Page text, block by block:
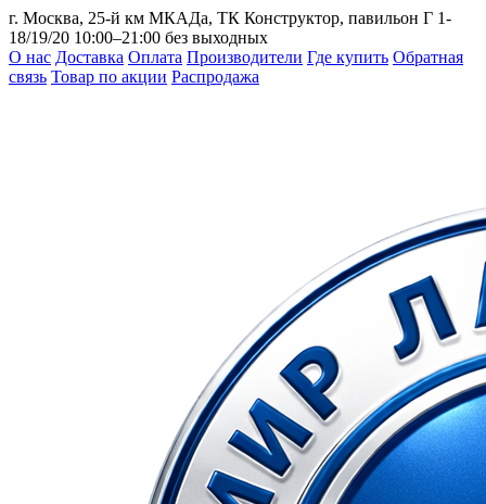
г. Москва, 25-й км МКАДа, ТК Конструктор, павильон Г 1-
18/19/20 10:00–21:00 без выходных
О нас Доставка Оплата Производители Где купить Обратная
связь Товар по акции Распродажа